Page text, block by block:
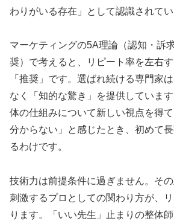
わりがいる存在」として認識されてい
マーケティングの5A理論（認知・訴
奨）で考えると、リピート率を左右
「推奨」です。選ばれ続ける専門家
なく「知的な驚き」を提供していま
体の仕組みについて新しい視点を得
分からない」と感じたとき、初めて
るわけです。
技術力は前提条件に過ぎません。そ
刺激するプロとしての関わり方が、
ります。「いい先生」止まりの整体